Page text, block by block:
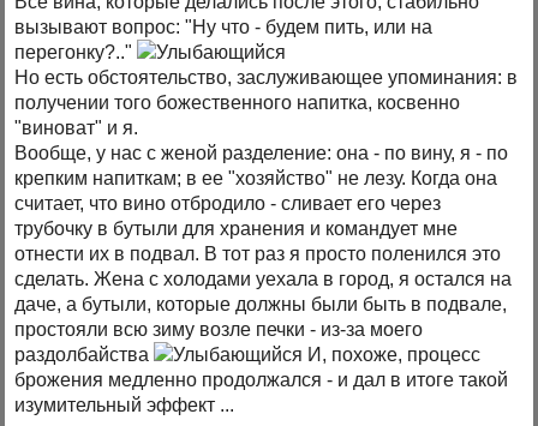
вызывают вопрос: "Ну что - будем пить, или на
перегонку?.."
Но есть обстоятельство, заслуживающее упоминания: в
получении того божественного напитка, косвенно
"виноват" и я.
Вообще, у нас с женой разделение: она - по вину, я - по
крепким напиткам; в ее "хозяйство" не лезу. Когда она
считает, что вино отбродило - сливает его через
трубочку в бутыли для хранения и командует мне
отнести их в подвал. В тот раз я просто поленился это
сделать. Жена с холодами уехала в город, я остался на
даче, а бутыли, которые должны были быть в подвале,
простояли всю зиму возле печки - из-за моего
раздолбайства
И, похоже, процесс
брожения медленно продолжался - и дал в итоге такой
изумительный эффект ...